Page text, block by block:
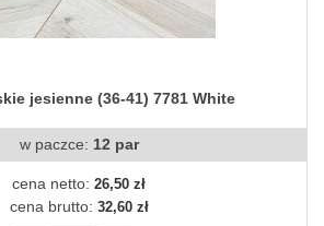
jesienne (36-41) 7781 White
w paczce: 12 par
cena netto: 26,50 zł
cena brutto: 32,60 zł